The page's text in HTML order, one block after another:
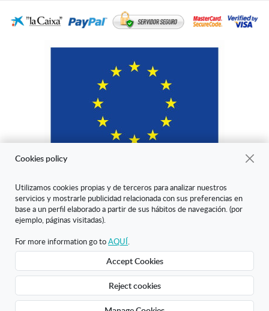
"ARANDA ARTE-VÉRTICE SL ha sido beneficiaria del Fondo Europeo
de Desarrollo Regional cuyo objetivo es mejorar la competitividad de
Digital Internacional con el objetivo de mejorar su posicionamiento
online en mercados exteriores durante el año 2020. Para ello ha
contado con el apoyo del Programa XPANDE DIGITAL de la Cámara
de Comercio de Burgos."
Creado con Atnova Shop
Cookies policy
Utilizamos cookies propias y de terceros para analizar nuestros
servicios y mostrarle publicidad relacionada con sus preferencias en
base a un perfil elaborado a partir de sus hábitos de navegación. (por
ejemplo, páginas visitadas).
For more information go toAQUÍ
Accept Cookies
Reject cookies